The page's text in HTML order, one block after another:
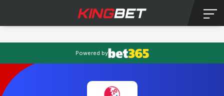
Powered by